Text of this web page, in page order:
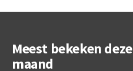
Meest bekeken deze
maand